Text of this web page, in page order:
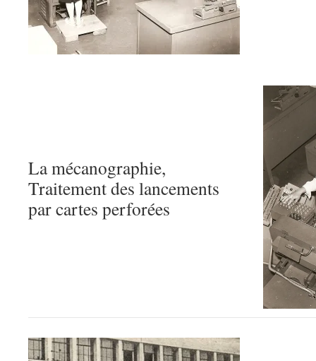
La mécanographie,
Traitement des lancements
par cartes perforées